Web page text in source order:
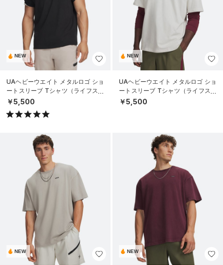
NEW
UAヘビーウエイト メタルロゴ ショ
ートスリーブ Tシャツ（ライフスタ
イル/MEN）
￥5,500
NEW
UAヘビーウエイト メタルロゴ ショ
ートスリーブ Tシャツ（ライフスタ
イル/MEN）
￥5,500
NEW NEW